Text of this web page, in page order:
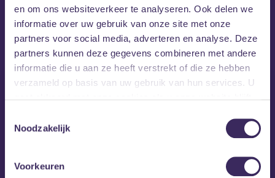
en om ons websiteverkeer te analyseren. Ook delen we
informatie over uw gebruik van onze site met onze
partners voor social media, adverteren en analyse. Deze
partners kunnen deze gegevens combineren met andere
informatie die u aan ze heeft verstrekt of die ze hebben
verzameld op basis van uw gebruik van hun services. U
Noodzakelijk
Voorkeuren
MEZZ tipt